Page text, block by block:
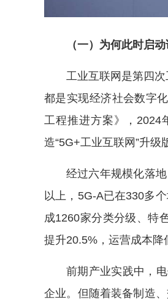
（一）为何此时启动
工业互联网是第四
都是实现经济社会数字
工程推进方案》，2024
造“5G+工业互联网”升级
经过六年规模化落
以上，5G-A已在330多
成1260家分类分级、特
提升20.5%，运营成本降
前期产业实践中，
企业。但随着装备制造